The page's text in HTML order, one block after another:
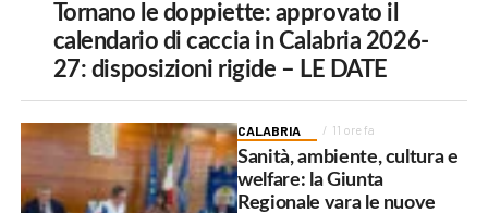
Tornano le doppiette: approvato il
calendario di caccia in Calabria 2026-
27: disposizioni rigide – LE DATE
CALABRIA 11 ore fa
Sanità, ambiente, cultura e
welfare: la Giunta
Regionale vara le nuove